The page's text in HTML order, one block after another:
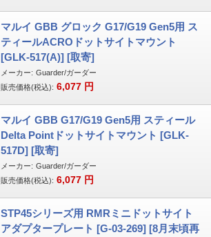
マルイ GBB グロック G17/G19 Gen5用 ス
ティールACROドットサイトマウント
[GLK-517(A)] [取寄]
メーカー: Guarder/ガーダー
販売価格(税込): 6,077 円
マルイ GBB G17/G19 Gen5用 スティール
Delta Pointドットサイトマウント [GLK-
517D] [取寄]
メーカー: Guarder/ガーダー
販売価格(税込): 6,077 円
STP45シリーズ用 RMRミニドットサイト
アダプタープレート [G-03-269] [8月末頃再